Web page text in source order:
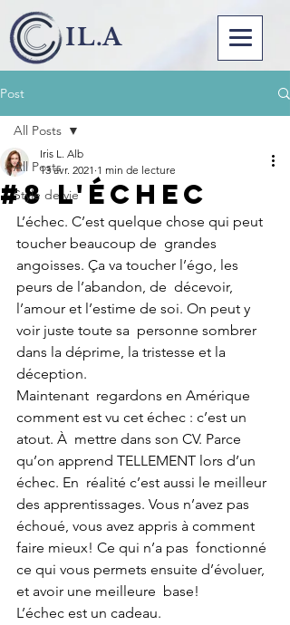
I L . A
Post
All Posts
Style de vie
All Posts
#8 L'ÉCHEC
Iris L. Alb
13 avr. 2021 1 min de lecture
L’échec. C’est quelque chose qui peut
toucher beaucoup de  grandes
angoisses. Ça va toucher l’égo, les
peurs de l’abandon, de  décevoir,
l’amour et l’estime de soi. On peut y
voir juste toute sa  personne sombrer
dans la déprime, la tristesse et la
déception.
Maintenant  regardons en Amérique
comment est vu cet échec : c’est un
atout. À  mettre dans son CV. Parce
qu’on apprend TELLEMENT lors d’un
échec. En  réalité c’est aussi le meilleur
des apprentissages. Vous n’avez pas
échoué, vous avez appris à comment
faire mieux! Ce qui n’a pas  fonctionné
ce qui vous permets ensuite d’évoluer,
et avoir une meilleure  base!
L’échec est un cadeau.